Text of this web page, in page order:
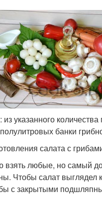
указанного количества
банки
салата с
взять любые, но самый
Чтобы салат выглядел
с закрытыми